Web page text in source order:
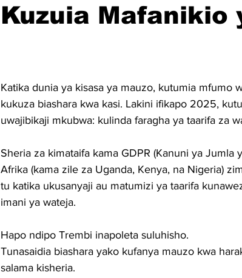
Kuzuia Mafanikio
Katika dunia ya kisasa ya mauzo, kutumia
kukuza biashara kwa kasi. Lakini ifikapo 2025,
uwajibikaji mkubwa: kulinda faragha ya taarifa za
Sheria za kimataifa kama GDPR (Kanuni ya Jumla
Afrika (kama zile za Uganda, Kenya, na Nigeria)
tu katika ukusanyaji au matumizi ya taarifa
imani ya wateja.
Hapo ndipo Trembi inapoleta suluhisho.
Tunasaidia biashara yako kufanya mauzo kwa
salama kisheria.